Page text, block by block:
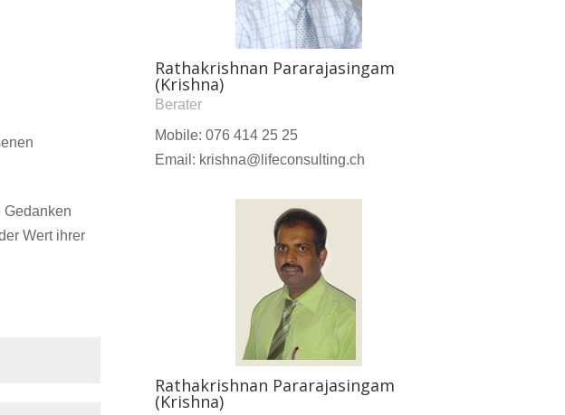
Gedanken
Wert ihrer
Rathakrishnan Pararajasingam
(Krishna)
Berater
Mobile: 076 414 25 25
Email: krishna@lifeconsulting.ch
Rathakrishnan Pararajasingam
(Krishna)